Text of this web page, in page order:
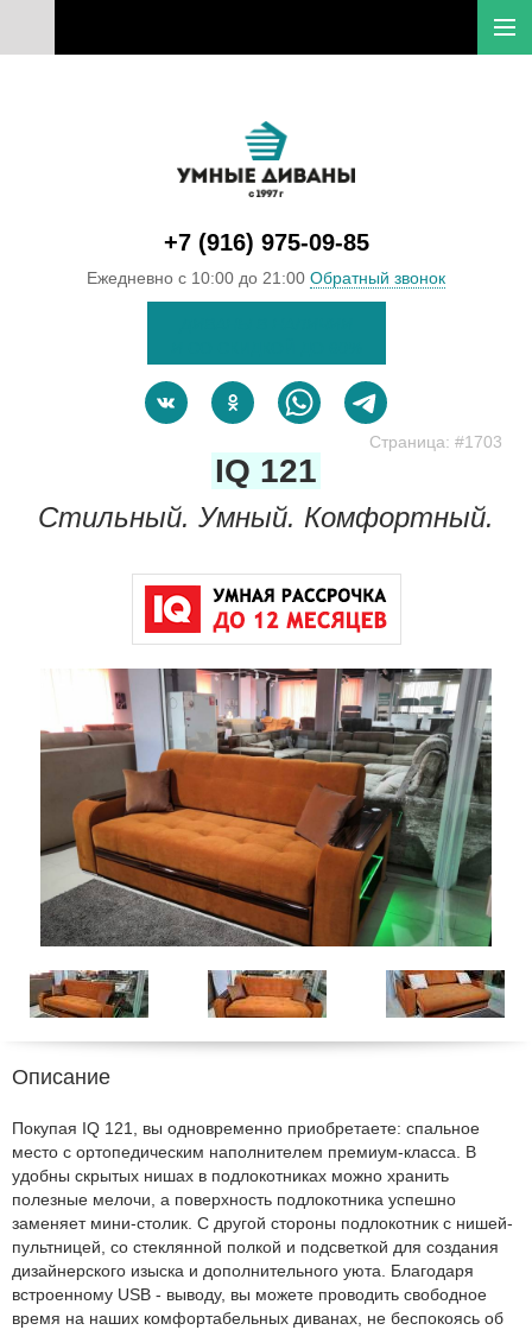
+7 (916) 975-09-85
Ежедневно с 10:00 до 21:00 Обратный звонок
Страница: #1703
IQ 121
Стильный. Умный. Комфортный.
Описание
Покупая IQ 121, вы одновременно приобретаете: спальное
место с ортопедическим наполнителем премиум-класса. В
удобны скрытых нишах в подлокотниках можно хранить
полезные мелочи, а поверхность подлокотника успешно
заменяет мини-столик. С другой стороны подлокотник с нишей-
пультницей, со стеклянной полкой и подсветкой для создания
дизайнерского изыска и дополнительного уюта. Благодаря
встроенному USB - выводу, вы можете проводить свободное
время на наших комфортабельных диванах, не беспокоясь об